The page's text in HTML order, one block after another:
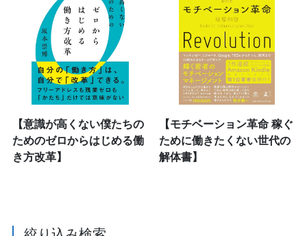
【意識が高くない僕たちの
ためのゼロからはじめる働
き方改革】
【モチベーション革命 稼ぐ
ために働きたくない世代の
解体書】